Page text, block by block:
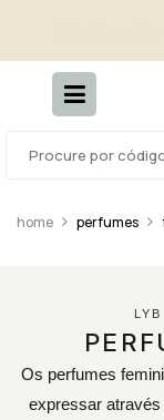
perfumes
Os perfumes
expressar